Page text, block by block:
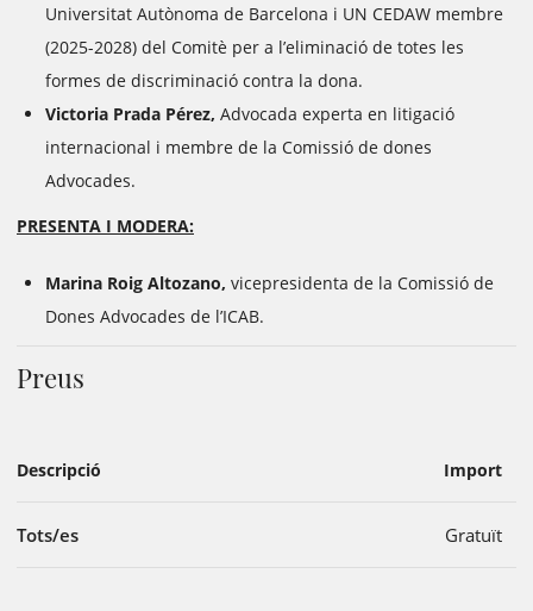
Universitat Autònoma de Barcelona i UN CEDAW membre
(2025-2028) del Comitè per a l’eliminació de totes les
formes de discriminació contra la dona.
Victoria Prada Pérez, Advocada experta en litigació
internacional i membre de la Comissió de dones
Advocades.
PRESENTA I MODERA:
Marina Roig Altozano, vicepresidenta de la Comissió de
Dones Advocades de l’ICAB.
Preus
Descripció Import
Tots/es Gratuït